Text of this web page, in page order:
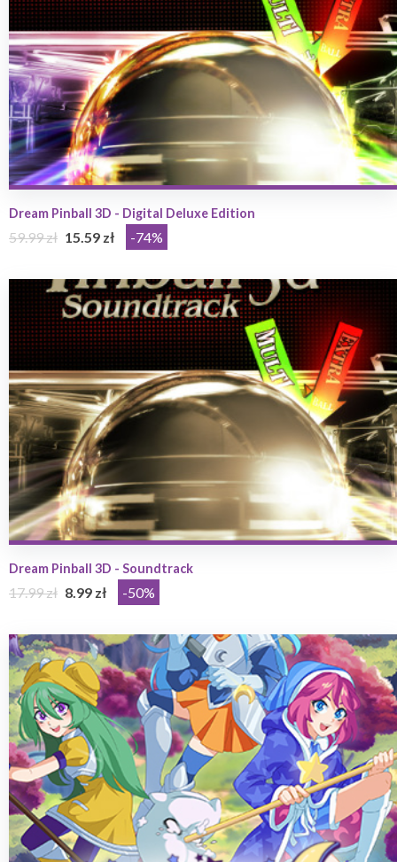
Dream Pinball 3D - Digital Deluxe Edition
59.99 zł 15.59 zł -74%
Dream Pinball 3D - Soundtrack
17.99 zł 8.99 zł -50%